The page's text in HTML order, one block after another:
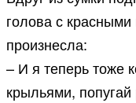
голова с
произнесла:
– И я теперь тоже
крыльями,